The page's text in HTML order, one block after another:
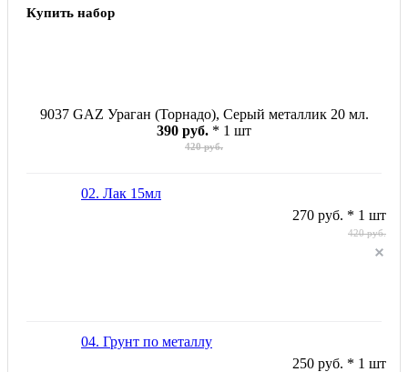
Купить набор
9037 GAZ Ураган (Торнадо), Серый металлик 20 мл.
390 руб. * 1 шт
420 руб.
02. Лак 15мл
270 руб. * 1 шт
420 руб.
04. Грунт по металлу
250 руб. * 1 шт